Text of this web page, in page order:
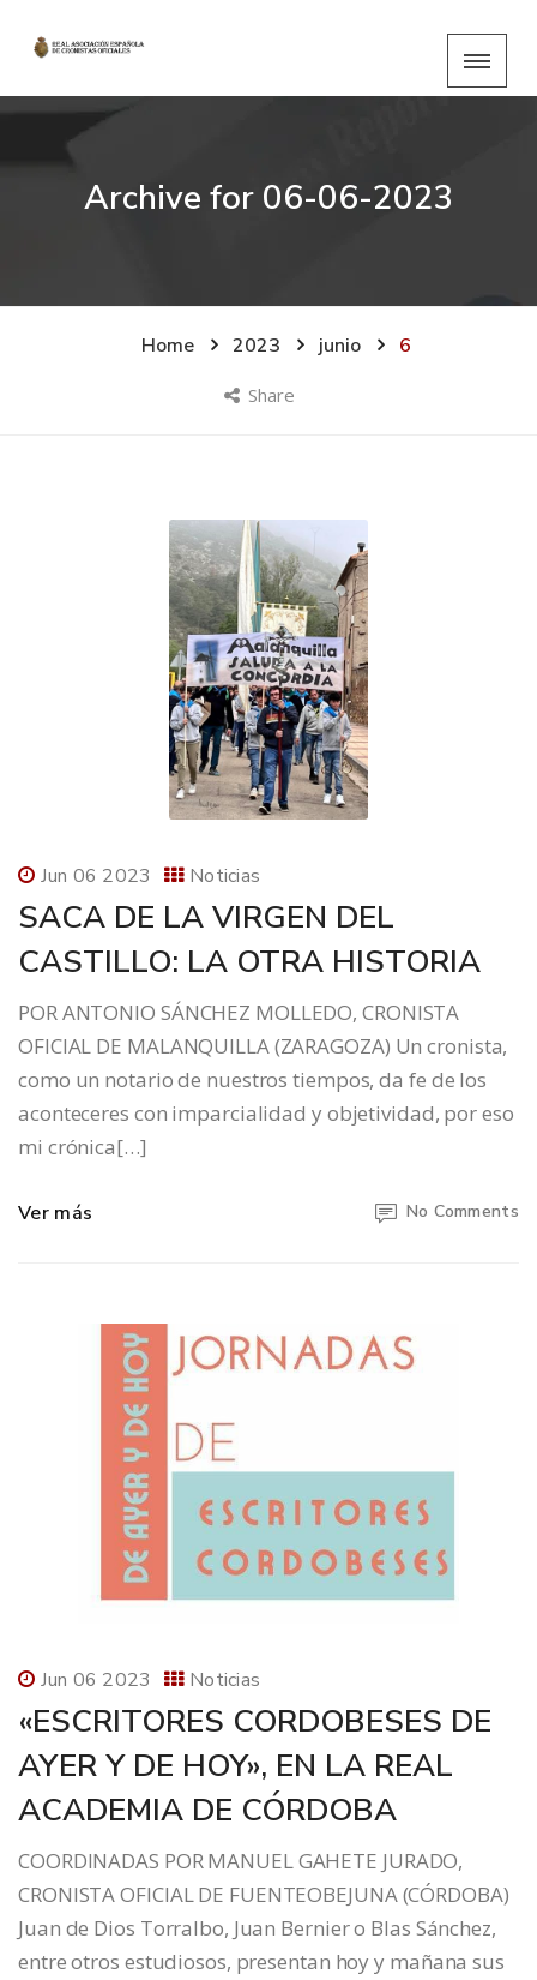
Archive for 06-06-2023
Home 2023 junio 6
Share
Jun 06 2023 Noticias
SACA DE LA VIRGEN DEL
CASTILLO: LA OTRA HISTORIA
POR ANTONIO SÁNCHEZ MOLLEDO, CRONISTA
OFICIAL DE MALANQUILLA (ZARAGOZA) Un cronista,
como un notario de nuestros tiempos, da fe de los
aconteceres con imparcialidad y objetividad, por eso
mi crónica[…]
Ver más No Comments
Jun 06 2023 Noticias
«ESCRITORES CORDOBESES DE
AYER Y DE HOY», EN LA REAL
ACADEMIA DE CÓRDOBA
COORDINADAS POR MANUEL GAHETE JURADO,
CRONISTA OFICIAL DE FUENTEOBEJUNA (CÓRDOBA)
Juan de Dios Torralbo, Juan Bernier o Blas Sánchez,
entre otros estudiosos, presentan hoy y mañana sus